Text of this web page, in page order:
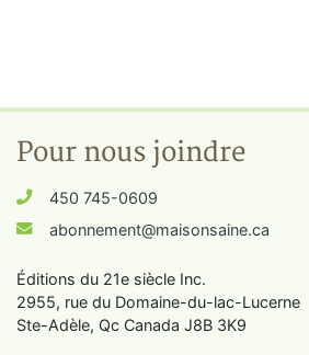
Pour nous joindre
450 745-0609
abonnement@maisonsaine.ca
Éditions du 21e siècle Inc.
2955, rue du Domaine-du-lac-Lucerne
Ste-Adèle, Qc Canada J8B 3K9